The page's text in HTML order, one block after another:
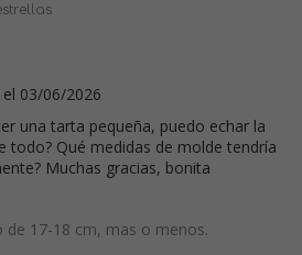
el 03/06/2026
una tarta pequeña, puedo echar la
todo? Qué medidas de molde tendría
Muchas gracias, bonita
de 17-18 cm, mas o menos.